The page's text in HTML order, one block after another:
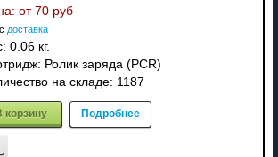
от 70 руб
доставка
0.06 кг.
Ролик заряда (PCR)
на складе: 1187
корзину Подробнее